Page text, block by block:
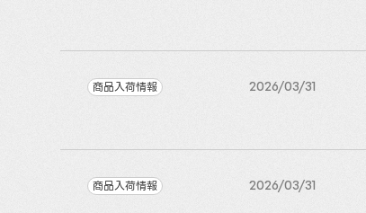
商品入荷情報 2026/03/31
商品入荷情報 2026/03/31